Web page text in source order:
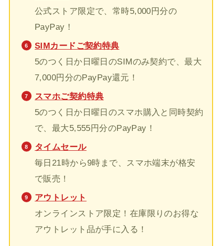
公式ストア限定で、常時5,000円分の
PayPay！
SIMカードご契約特典
5のつく日か日曜日のSIMのみ契約で、最大
7,000円分のPayPay還元！
スマホご契約特典
5のつく日か日曜日のスマホ購入と同時契約
で、最大5,555円分のPayPay！
タイムセール
毎日21時から9時まで、スマホ端末が格安
で販売！
アウトレット
オンラインストア限定！在庫限りのお得な
アウトレット品が手に入る！